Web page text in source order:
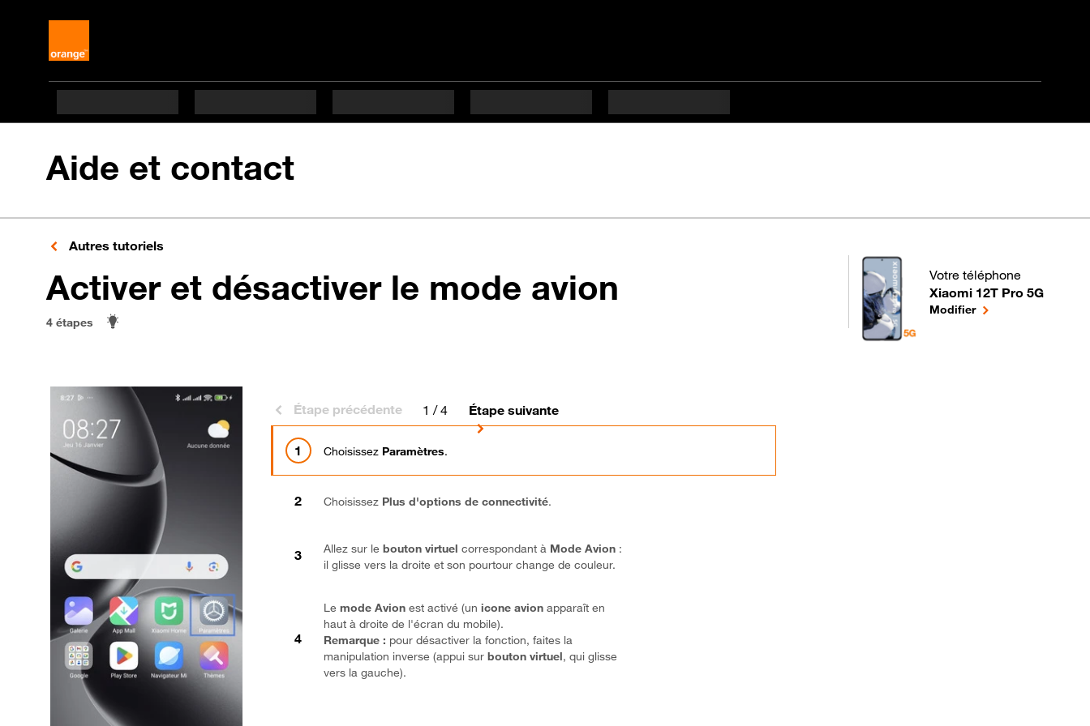
Aide et contact
Autres tutoriels
Activer et désactiver le mode avion en 4 étapes difficulté
4 étapes
Votre téléphone
Xiaomi 12T Pro 5G
pour votre Xiaomi 12T Pro
Modifierle téléphone
Étape précédente 1 / 4 Étape suivante
Choisissez Paramètres.
Choisissez Plus d'options de connectivité.
Allez sur le bouton virtuel correspondant à Mode Avion :
il glisse vers la droite et son pourtour change de couleur.
Le mode Avionest activé (un icone avionapparaît en
haut à droite de l'écran du mobile).
Remarque : pour désactiver la fonction, faites la
manipulation inverse (appui sur bouton virtuel, qui glisse
vers la gauche).